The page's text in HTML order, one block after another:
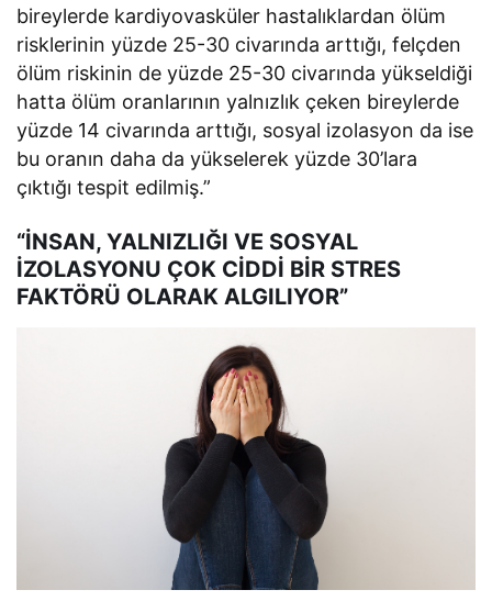
bireylerde kardiyovasküler hastalıklardan ölüm
risklerinin yüzde 25-30 civarında arttığı, felçden
ölüm riskinin de yüzde 25-30 civarında yükseldiği
hatta ölüm oranlarının yalnızlık çeken bireylerde
yüzde 14 civarında arttığı, sosyal izolasyon da ise
bu oranın daha da yükselerek yüzde 30’lara
çıktığı tespit edilmiş.”
“İNSAN, YALNIZLIĞI VE SOSYAL
İZOLASYONU ÇOK CİDDİ BİR STRES
FAKTÖRÜ OLARAK ALGILIYOR”